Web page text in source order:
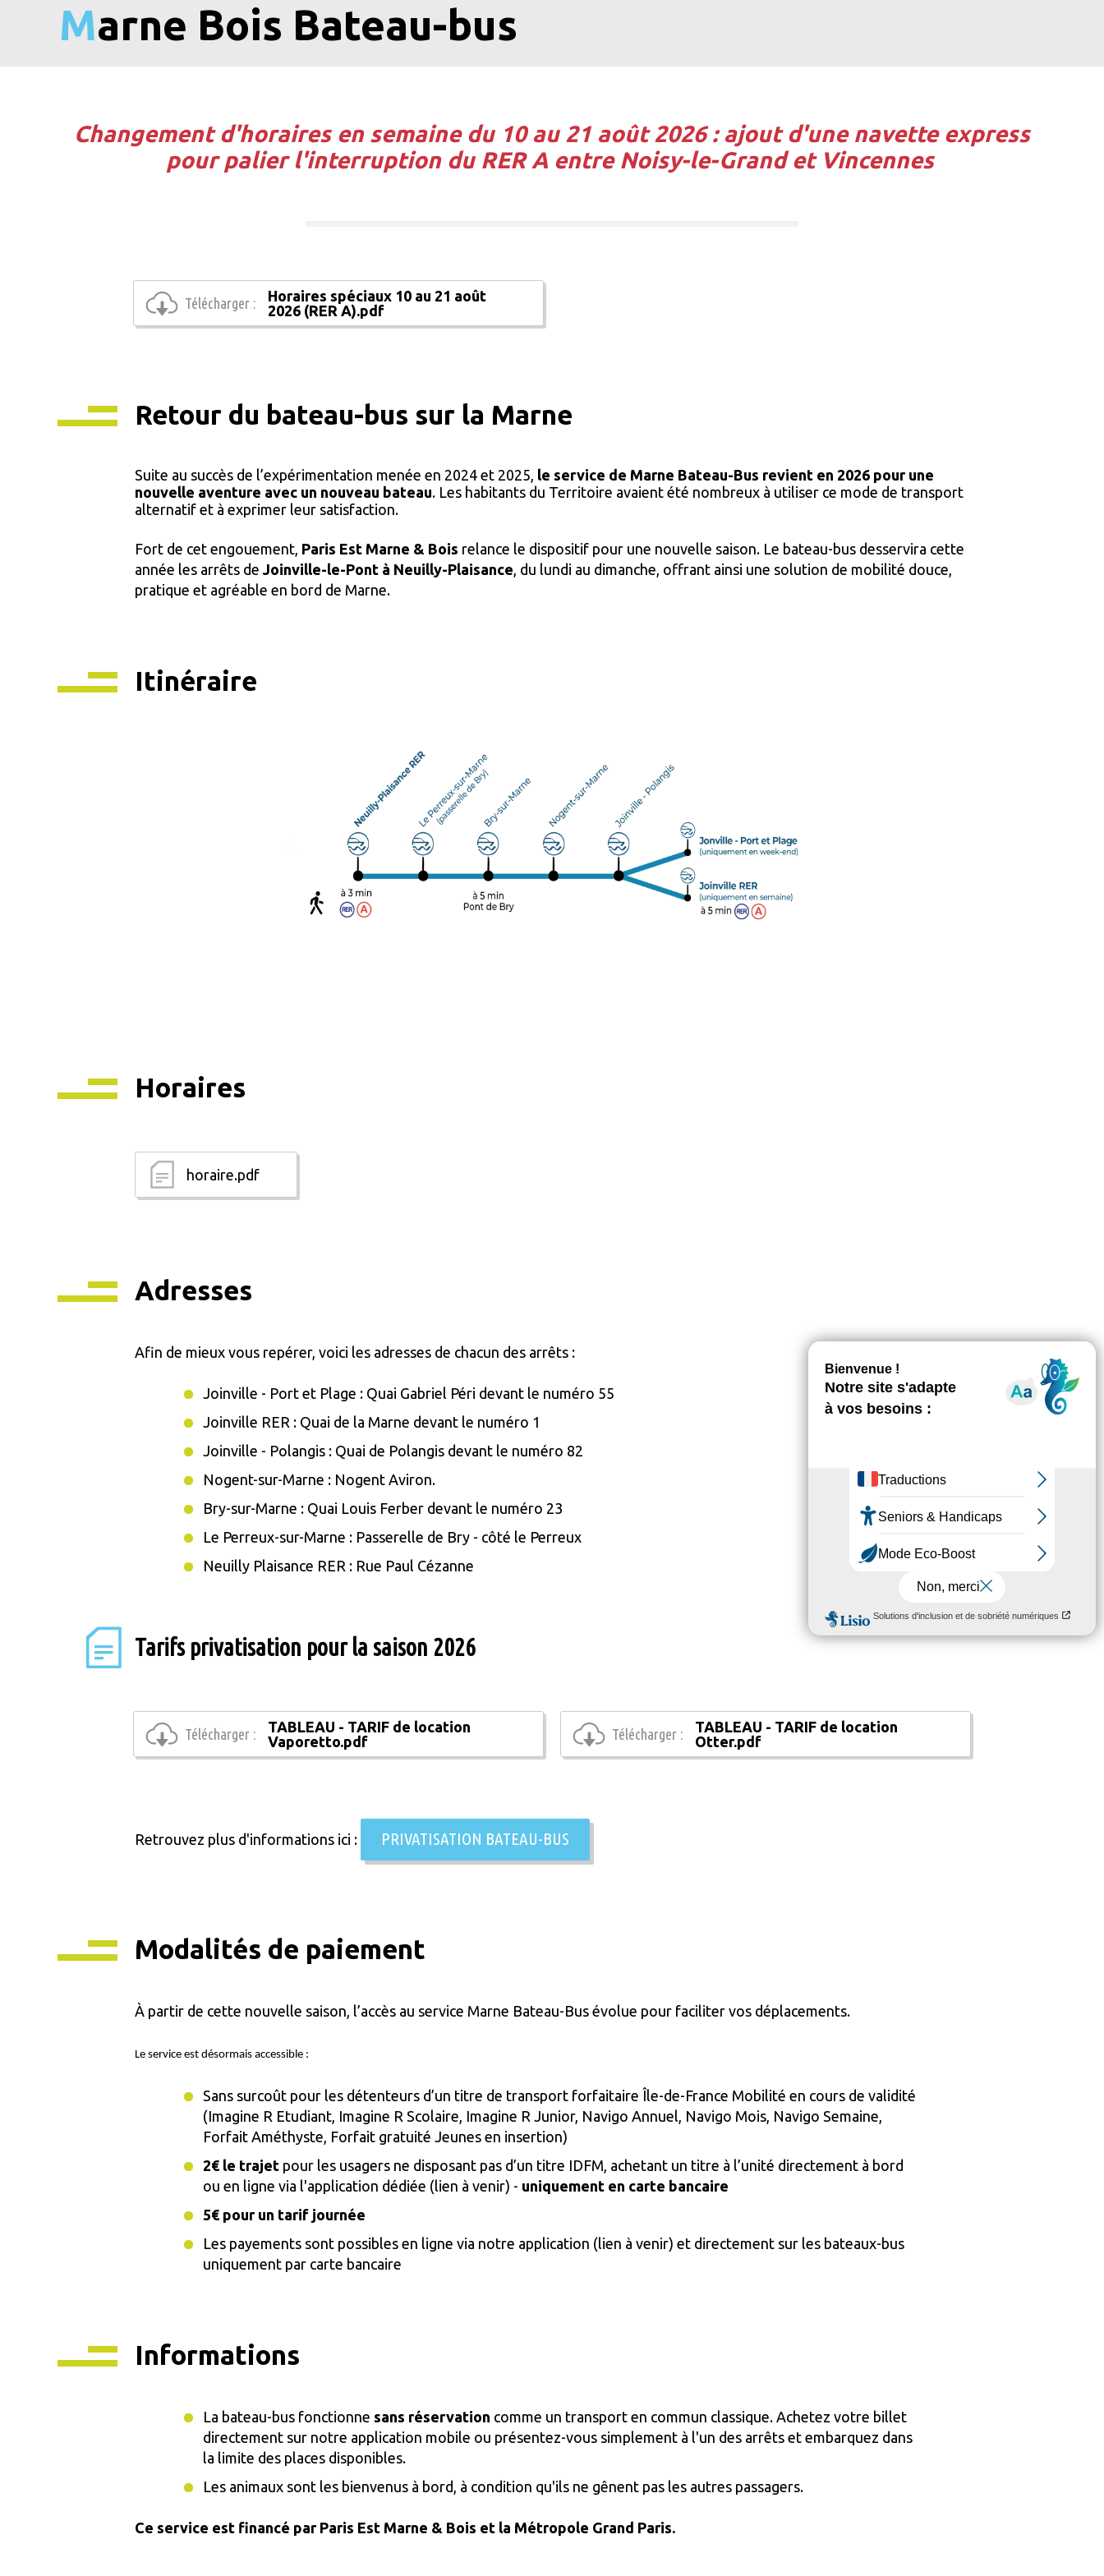
Marne Bois Bateau-bus
Changement d'horaires en semaine du 10 au 21 août 2026 : ajout d'une navette express
pour palier l'interruption du RER A entre Noisy-le-Grand et Vincennes
Télécharger :
Horaires spéciaux 10 au 21 août
2026 (RER A).pdf
Retour du bateau-bus sur la Marne
Suite au succès de l’expérimentation menée en 2024 et 2025, le service de Marne Bateau-Bus revient en 2026 pour une
nouvelle aventure avec un nouveau bateau. Les habitants du Territoire avaient été nombreux à utiliser ce mode de transport
alternatif et à exprimer leur satisfaction.
Fort de cet engouement, Paris Est Marne & Bois relance le dispositif pour une nouvelle saison. Le bateau-bus desservira cette
année les arrêts de Joinville-le-Pont à Neuilly-Plaisance, du lundi au dimanche, offrant ainsi une solution de mobilité douce,
pratique et agréable en bord de Marne.
Itinéraire
Horaires
horaire.pdf
Adresses
Afin de mieux vous repérer, voici les adresses de chacun des arrêts :
Joinville - Port et Plage : Quai Gabriel Péri devant le numéro 55
Joinville RER : Quai de la Marne devant le numéro 1
Joinville - Polangis : Quai de Polangis devant le numéro 82
Nogent-sur-Marne : Nogent Aviron.
Bry-sur-Marne : Quai Louis Ferber devant le numéro 23
Le Perreux-sur-Marne : Passerelle de Bry - côté le Perreux
Neuilly Plaisance RER : Rue Paul Cézanne
Tarifs privatisation pour la saison 2026
Télécharger :
TABLEAU - TARIF de location
Vaporetto.pdf
Télécharger :
TABLEAU - TARIF de location
Otter.pdf
Retrouvez plus d'informations ici : PRIVATISATION BATEAU-BUS
Modalités de paiement
À partir de cette nouvelle saison, l’accès au service Marne Bateau-Bus évolue pour faciliter vos déplacements.
Le service est désormais accessible :
Sans surcoût pour les détenteurs d’un titre de transport forfaitaire Île-de-France Mobilité en cours de validité
(Imagine R Etudiant, Imagine R Scolaire, Imagine R Junior, Navigo Annuel, Navigo Mois, Navigo Semaine,
Forfait Améthyste, Forfait gratuité Jeunes en insertion)
2€ le trajet pour les usagers ne disposant pas d’un titre IDFM, achetant un titre à l’unité directement à bord
ou en ligne via l'application dédiée (lien à venir) - uniquement en carte bancaire
5€ pour un tarif journée
Les payements sont possibles en ligne via notre application (lien à venir) et directement sur les bateaux-bus
uniquement par carte bancaire
Informations
La bateau-bus fonctionne sans réservation comme un transport en commun classique. Achetez votre billet
directement sur notre application mobile ou présentez-vous simplement à l'un des arrêts et embarquez dans
la limite des places disponibles.
Les animaux sont les bienvenus à bord, à condition qu'ils ne gênent pas les autres passagers.
Ce service est financé par Paris Est Marne & Bois et la Métropole Grand Paris.